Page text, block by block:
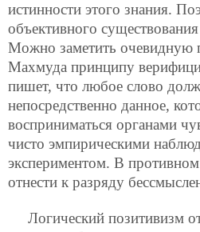
истинности этого знания.
объективного
Можно заметить очевидную
Махмуда принципу
пишет, что любое слово
непосредственно данное,
восприниматься органами
чисто эмпирическими
экспериментом. В противном
отнести к разряду
Логический позитивизм